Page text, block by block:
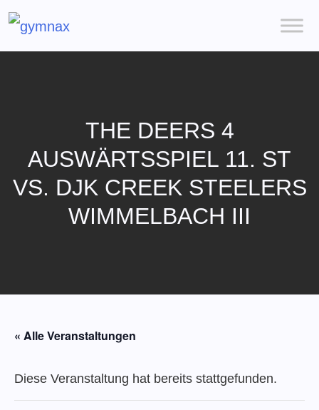
THE DEERS 4
AUSWÄRTSSPIEL 11. ST
VS. DJK CREEK STEELERS
WIMMELBACH III
« Alle Veranstaltungen
Diese Veranstaltung hat bereits stattgefunden.